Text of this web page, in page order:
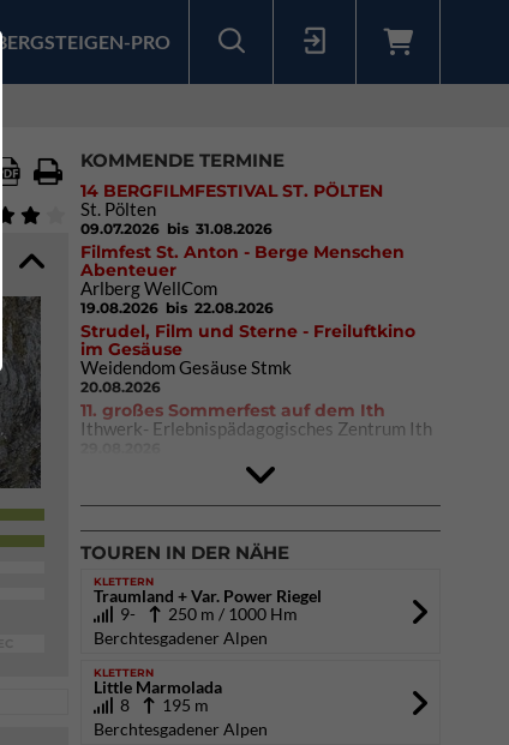
BERGSTEIGEN-PRO
KOMMENDE TERMINE
14 BERGFILMFESTIVAL ST. PÖLTEN
St. Pölten
09.07.2026 bis 31.08.2026
Filmfest St. Anton - Berge Menschen
Abenteuer
Arlberg WellCom
19.08.2026 bis 22.08.2026
Strudel, Film und Sterne - Freiluftkino
im Gesäuse
Weidendom Gesäuse Stmk
20.08.2026
11. großes Sommerfest auf dem Ith
Ithwerk- Erlebnispädagogisches Zentrum Ith
02.10.2026bis 04.10.2026
TOUREN IN DER NÄHE
KLETTERN
Traumland + Var. Power Riegel
9-
250 m / 1000 Hm
Berchtesgadener Alpen
KLETTERN
Little Marmolada
8
195 m
Berchtesgadener Alpen